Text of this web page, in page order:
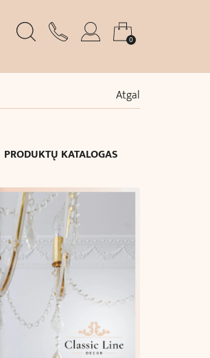
0
Atgal
PRODUKTŲ KATALOGAS